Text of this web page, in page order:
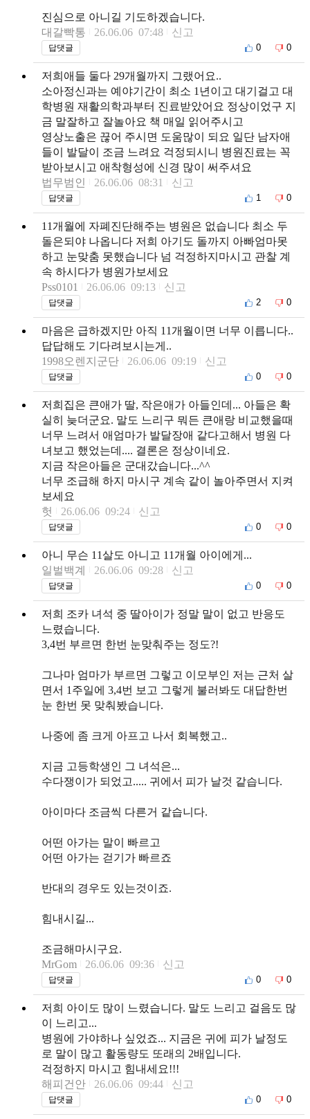
진심으로 아니길 기도하겠습니다.
대갈빡통
26.06.06 07:48 신고
답댓글 0 0
저희애들 둘다 29개월까지 그랬어요..
소아정신과는 예야기간이 최소 1년이고 대기걸고 대
학병원 재활의학과부터 진료받았어요 정상이었구 지
금 말잘하고 잘놀아요 책 매일 읽어주시고
영상노출은 끊어 주시면 도움많이 되요 일단 남자애
들이 발달이 조금 느려요 걱정되시니 병원진료는 꼭
받아보시고 애착형성에 신경 많이 써주셔요
법무범인
26.06.06 08:31 신고
답댓글 1 0
11개월에 자폐진단해주는 병원은 없습니다 최소 두
돌은되야 나옵니다 저희 아기도 돌까지 아빠엄마못
하고 눈맞춤 못했습니다 넘 걱정하지마시고 관찰 계
속 하시다가 병원가보세요
Pss0101
26.06.06 09:13 신고
답댓글 2 0
마음은 급하겠지만 아직 11개월이면 너무 이릅니다..
답답해도 기다려보시는게..
1998오렌지군단
26.06.06 09:19 신고
답댓글 0 0
저희집은 큰애가 딸, 작은애가 아들인데... 아들은 확
실히 늦더군요. 말도 느리구 뭐든 큰애랑 비교했을때
너무 느려서 애엄마가 발달장애 같다고해서 병원 다
녀보고 했었는데.... 결론은 정상이네요.
지금 작은아들은 군대갔습니다...^^
너무 조급해 하지 마시구 계속 같이 놀아주면서 지켜
보세요
헛
26.06.06 09:24 신고
답댓글 0 0
아니 무슨 11살도 아니고 11개월 아이에게...
일벌백계
26.06.06 09:28 신고
답댓글 0 0
저희 조카 녀석 중 딸아이가 정말 말이 없고 반응도
느렸습니다.
3,4번 부르면 한번 눈맞춰주는 정도?!
그나마 엄마가 부르면 그렇고 이모부인 저는 근처 살
면서 1주일에 3,4번 보고 그렇게 불러봐도 대답한번
눈 한번 못 맞춰봤습니다.
나중에 좀 크게 아프고 나서 회복했고..
지금 고등학생인 그 녀석은...
수다쟁이가 되었고..... 귀에서 피가 날것 같습니다.
아이마다 조금씩 다른거 같습니다.
어떤 아가는 말이 빠르고
어떤 아가는 걷기가 빠르죠
반대의 경우도 있는것이죠.
힘내시길...
조금해마시구요.
MrGom
26.06.06 09:36 신고
답댓글 0 0
저희 아이도 많이 느렸습니다. 말도 느리고 걸음도 많
이 느리고...
병원에 가야하나 싶었죠... 지금은 귀에 피가 날정도
로 말이 많고 활동량도 또래의 2배입니다.
걱정하지 마시고 힘내세요!!!
해피건안
26.06.06 09:44 신고
답댓글 0 0